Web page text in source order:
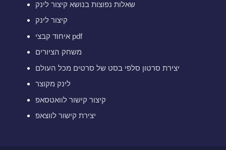
שאלות נפוצות בנושא קיצור לינק
קיצור לינק
איחוד קבצי pdf
משחק הציורים
יצירת סרטון סלפי בסט של סרטים מכל העולם
לינק מקוצר
קיצור קישור לוואטסאפ
יצירת קישור לווצאפ